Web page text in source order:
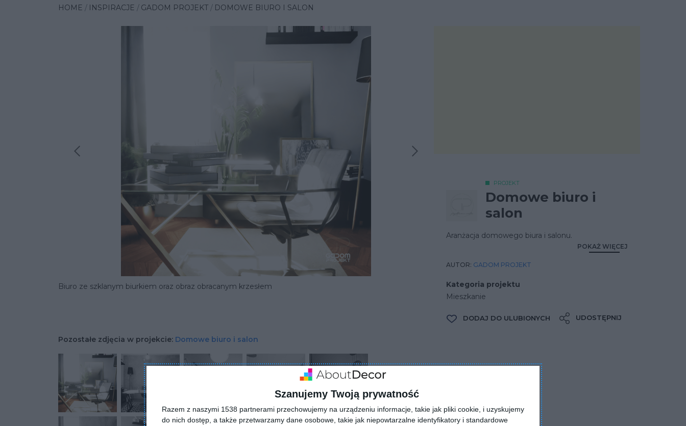
Szanujemy Twoją prywatność
Razem z naszymi 1538 partnerami przechowujemy na urządzeniu informacje, takie jak pliki cookie, i uzyskujemy
do nich dostęp, a także przetwarzamy dane osobowe, takie jak niepowtarzalne identyfikatory i standardowe
HOME INSPIRACJE GADOM PROJEKT DOMOWE BIURO I SALON
Poprzednia inspiracjaNastępna inspiracja
Biuro ze szklanym biurkiem oraz obraz obracanym krzesłem
PROJEKT
Domowe biuro i
salon
Aranżacja domowego biura i salonu.
POKAŻ WIĘCEJ
AUTOR: GADOM PROJEKT
Kategoria projektu
Mieszkanie
DODAJ DO ULUBIONYCH UDOSTĘPNIJ
Pozostałe zdjęcia w projekcie: Domowe biuro i salon